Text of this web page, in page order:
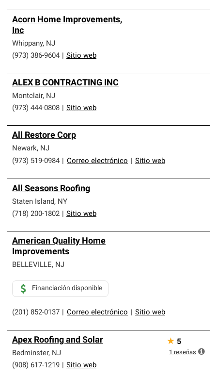
Acorn Home Improvements,
Inc
Whippany, NJ
(973) 386-9604
Sitio web
ALEX B CONTRACTING INC
Montclair, NJ
(973) 444-0808
Sitio web
All Restore Corp
Newark, NJ
(973) 519-0984
Correo electrónico Sitio web
All Seasons Roofing
Staten Island, NY
(718) 200-1802
Sitio web
American Quality Home
Improvements
BELLEVILLE, NJ
(201) 852-0137 Correo electrónico Sitio web
Financiación disponible
Apex Roofing and Solar
Bedminster, NJ
(908) 617-1219
Sitio web
★ 5
1 reseñas